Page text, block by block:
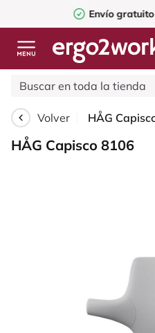
Envío gratuito
Volver
HÅG Capisco 8106